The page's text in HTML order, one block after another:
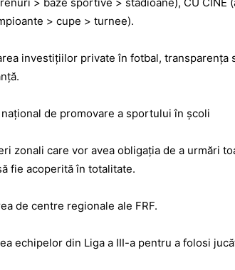
> cupe > turnee).
investițiilor private în fotbal, transparența
de promovare a sportului în școli
zonali care vor avea obligația de a urmări
fie acoperită în totalitate.
de centre regionale ale FRF.
echipelor din Liga a III-a pentru a folosi